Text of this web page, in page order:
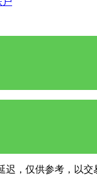
迟，仅供参考，以交